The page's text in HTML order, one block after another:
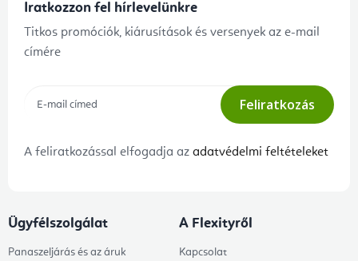
Iratkozzon fel hírlevelünkre
Titkos promóciók, kiárusítások és versenyek az e-mail
címére
Feliratkozás
A feliratkozással elfogadja az adatvédelmi feltételeket
Ügyfélszolgálat
Panaszeljárás és az áruk
A Flexityről
Kapcsolat